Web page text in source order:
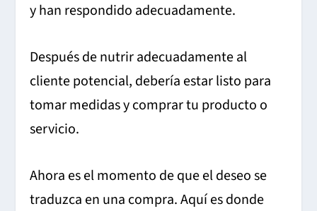
y han respondido adecuadamente.
Después de nutrir adecuadamente al
cliente potencial, debería estar listo para
tomar medidas y comprar tu producto o
servicio.
Ahora es el momento de que el deseo se
traduzca en una compra.Aquí es donde